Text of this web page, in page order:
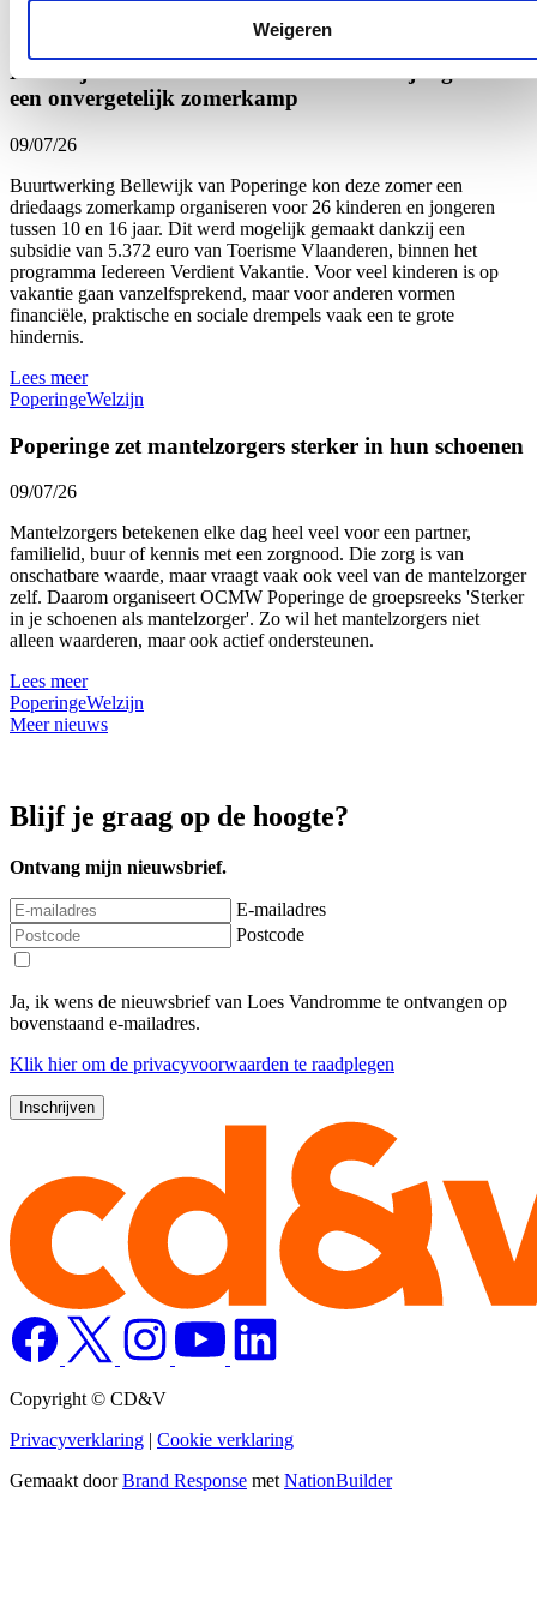
Weigeren
West-Vlaanderen
Dankzij subsidie beleven 26 kinderen en jongeren
een onvergetelijk zomerkamp
09/07/26
Buurtwerking Bellewijk van Poperinge kon deze zomer een
driedaags zomerkamp organiseren voor 26 kinderen en jongeren
tussen 10 en 16 jaar. Dit werd mogelijk gemaakt dankzij een
subsidie van 5.372 euro van Toerisme Vlaanderen, binnen het
programma Iedereen Verdient Vakantie. Voor veel kinderen is op
vakantie gaan vanzelfsprekend, maar voor anderen vormen
financiële, praktische en sociale drempels vaak een te grote
hindernis.
Lees meer
PoperingeWelzijn
Poperinge zet mantelzorgers sterker in hun schoenen
09/07/26
Mantelzorgers betekenen elke dag heel veel voor een partner,
familielid, buur of kennis met een zorgnood. Die zorg is van
onschatbare waarde, maar vraagt vaak ook veel van de mantelzorger
zelf. Daarom organiseert OCMW Poperinge de groepsreeks 'Sterker
in je schoenen als mantelzorger'. Zo wil het mantelzorgers niet
alleen waarderen, maar ook actief ondersteunen.
Lees meer
PoperingeWelzijn
Meer nieuws
Blijf je graag op de hoogte?
Ontvang mijn nieuwsbrief.
E-mailadres
Postcode
Ja, ik wens de nieuwsbrief van Loes Vandromme te ontvangen op
bovenstaand e-mailadres.
Klik hierom de privacyvoorwaarden te raadplegen
Copyright © CD&V
Privacyverklaring | Cookie verklaring
Gemaakt doorBrand Response met NationBuilder